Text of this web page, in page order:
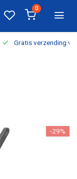
0
Gratis verzending
-29%